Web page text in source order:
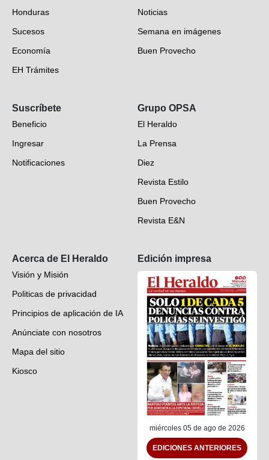
Honduras
Sucesos
Economía
EH Trámites
EH Verifica
Fotogalerías
Deportes
Videos
Noticias
Semana en imágenes
Buen Provecho
Suscríbete
Beneficio
Ingresar
Notificaciones
Grupo OPSA
El Heraldo
La Prensa
Diez
Revista Estilo
Buen Provecho
Revista E&N
Acerca de El Heraldo
Visión y Misión
Politicas de privacidad
Principios de aplicación de IA
Anúnciate con nosotros
Mapa del sitio
Kiosco
Edición impresa
miércoles 05 de ago de 2026
EDICIONES ANTERIORES